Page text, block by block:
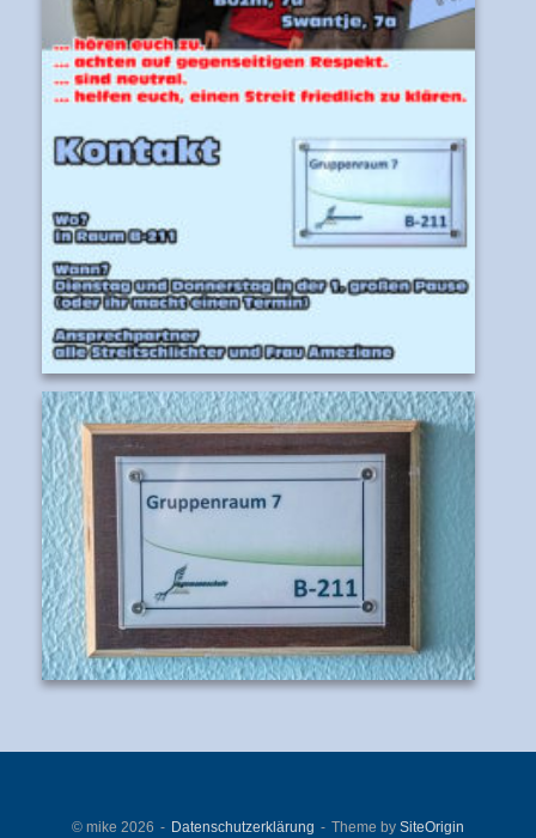
© mike 2026 Datenschutzerklärung Theme by SiteOrigin